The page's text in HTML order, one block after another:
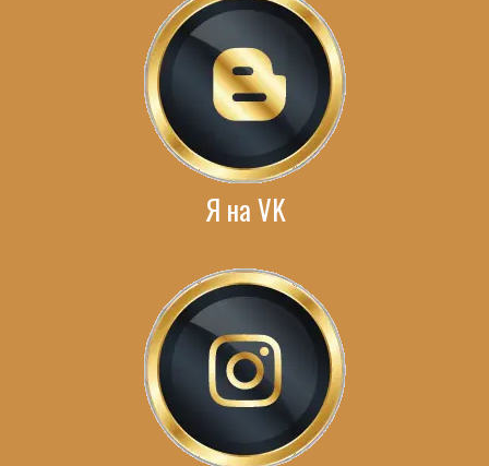
Я на VK